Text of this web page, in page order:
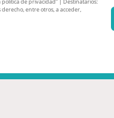
de privacidad” | Destinatarios:
entre otros, a acceder,